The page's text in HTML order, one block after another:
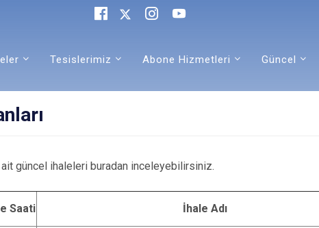
Tesislerimiz Abone Hizmetleri Güncel
ait güncel ihaleleri buradan inceleyebilirsiniz.
Saati İhale Adı